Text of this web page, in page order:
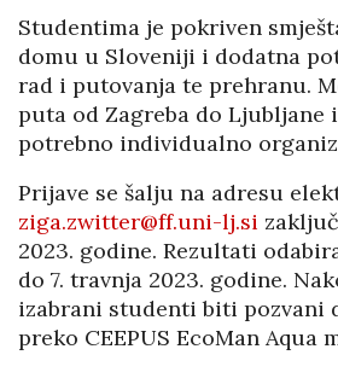
Studentima je pokriven
domu u Sloveniji i dodatna
rad i putovanja te prehranu.
puta od Zagreba do Ljubljane
potrebno individualno
Prijave se šalju na adresu
ziga.zwitter@ff.uni-lj.si
2023. godine. Rezultati
do 7. travnja 2023. godine.
izabrani studenti biti pozvani
preko CEEPUS EcoMan Aqua